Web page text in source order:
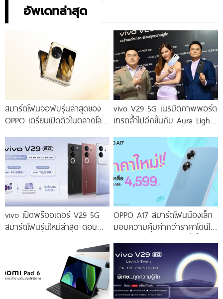
อัพเดทล่าสุด
สมาร์ตโฟนจอพับรุ่นล่าสุดของ
OPPO เตรียมเปิดตัวในตลาดโลก
vivo V29 5G เนรมิตภาพพอร์ต
เทรตล้ำไปอีกขั้นกับ Aura Light
โดดเด่นด้วยสุนทรียศาสตร์แห่ง
vivo เปิดพรีออเดอร์ V29 5G
สมาร์ตโฟนรุ่นใหม่ล่าสุด ตอบ
ราคาเริ่มต้นเพียง 14,999 บาท
จัดเต็มกับโปรโมชันพิเศษก่อนใคร
OPPO A17 สมาร์ตโฟนน้องเล็ก
มอบความคุ้มค่ากว่าราคาโดนใจ
ราคาใหม่เพียง 4,599 บาท
เท่านั้น!